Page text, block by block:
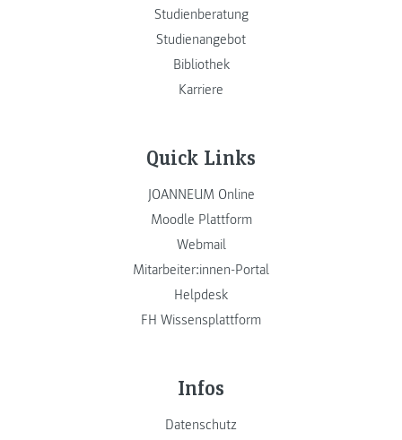
Studienberatung
Studienangebot
Bibliothek
Karriere
Quick Links
JOANNEUM Online
Moodle Plattform
Webmail
Mitarbeiter:innen-Portal
Helpdesk
FH Wissensplattform
Infos
Datenschutz